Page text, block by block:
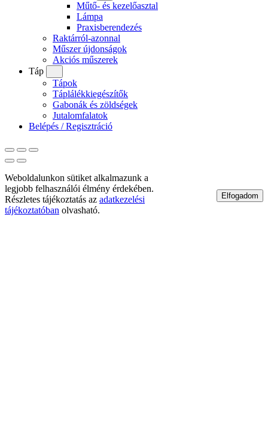
Műtő- és kezelőasztal
Lámpa
Praxisberendezés
Raktárról-azonnal
Műszer újdonságok
Akciós műszerek
Táp
Tápok
Táplálékkiegészítők
Gabonák és zöldségek
Jutalomfalatok
Belépés / Regisztráció
Weboldalunkon sütiket alkalmazunk a
legjobb felhasználói élmény érdekében.
Részletes tájékoztatás az adatkezelési
tájékoztatóban olvasható.
Elfogadom